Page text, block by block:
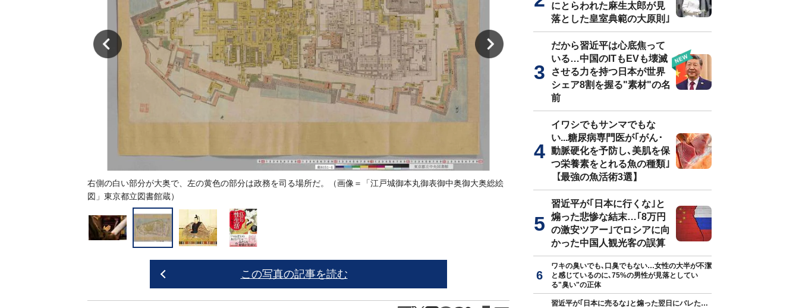
右側の白い部分が大奥で、左の黄色の部分は政務を司る場所だ。（画像＝「江戸城御本丸御表御中奥御大奥総絵
図」東京都立図書館蔵）
徳川家斉像（写真＝徳川記念財団所蔵／CC-PD-Mark／
この写真の記事を読む
にとらわれた麻生太郎が見
落とした皇室典範の大原則｣
だから習近平は心底焦って
いる…中国のITもEVも壊滅
させる力を持つ日本が世界
シェア8割を握る"素材"の名
前
イワシでもサンマでもな
い...糖尿病専門医が｢がん･
動脈硬化を予防し､美肌を保
つ栄養素をとれる魚の種類｣
【最強の魚活術3選】
習近平が｢日本に行くな｣と
煽った悲惨な結末…｢8万円
の激安ツアー｣でロシアに向
かった中国人観光客の誤算
ワキの臭いでも､口臭でもない…女性の大半が不潔
と感じているのに､75%の男性が見落としてい
る"臭い"の正体
習近平が｢日本に売るな｣と煽った翌日にバレた…